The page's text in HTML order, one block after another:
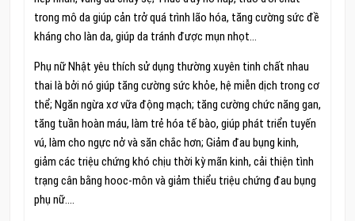
trong mô da giúp cản trở quá trình lão hóa, tăng cường sức đề
kháng cho làn da, giúp da tránh được mụn nhọt…
Phụ nữ Nhật yêu thích sử dụng thường xuyên tinh chất nhau
thai là bởi nó giúp tăng cường sức khỏe, hệ miễn dịch trong cơ
thể; Ngăn ngừa xơ vữa động mạch; tăng cường chức năng gan,
tăng tuần hoàn máu, làm trẻ hóa tế bào, giúp phát triển tuyến
vú, làm cho ngực nở và săn chắc hơn; Giảm đau bụng kinh,
giảm các triệu chứng khó chịu thời kỳ mãn kinh, cải thiện tình
trạng cân bằng hooc-môn và giảm thiểu triệu chứng đau bụng
phụ nữ….